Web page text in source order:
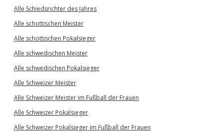
Alle Schiedsrichter des Jahres
Alle schottischen Meister
Alle schottischen Pokalsieger
Alle schwedischen Meister
Alle schwedischen Pokalsieger
Alle Schweizer Meister
Alle Schweizer Meister im Fußball der Frauen
Alle Schweizer Pokalsieger
Alle Schweizer Pokalsieger im Fußball der Frauen